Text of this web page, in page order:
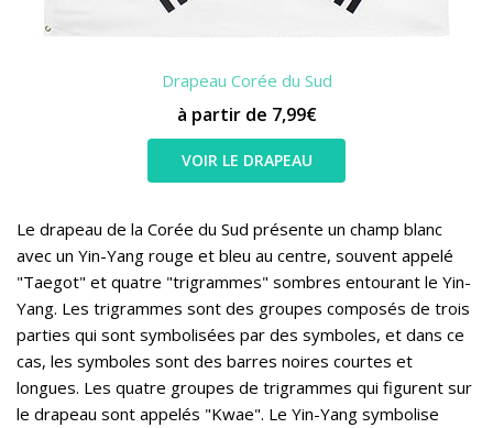
Drapeau Corée du Sud
à partir de 7,99€
VOIR LE DRAPEAU
Le drapeau de la Corée du Sud présente un champ blanc
avec un Yin-Yang rouge et bleu au centre, souvent appelé
"Taegot" et quatre "trigrammes" sombres entourant le Yin-
Yang. Les trigrammes sont des groupes composés de trois
parties qui sont symbolisées par des symboles, et dans ce
cas, les symboles sont des barres noires courtes et
longues. Les quatre groupes de trigrammes qui figurent sur
le drapeau sont appelés "Kwae". Le Yin-Yang symbolise